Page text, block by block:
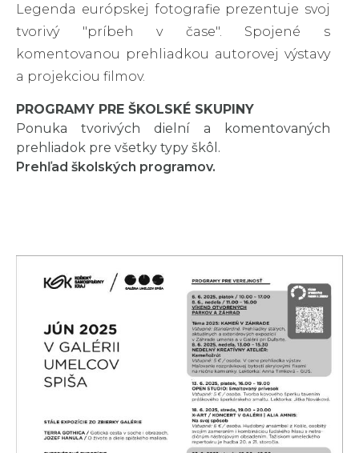
Legenda európskej fotografie prezentuje svoj
tvorivý "príbeh v čase". Spojené s
komentovanou prehliadkou autorovej výstavy
a projekciou filmov.
PROGRAMY PRE ŠKOLSKÉ SKUPINY
Ponuka tvorivých dielní a komentovaných
prehliadok pre všetky typy škôl.
Prehľad školských programov.